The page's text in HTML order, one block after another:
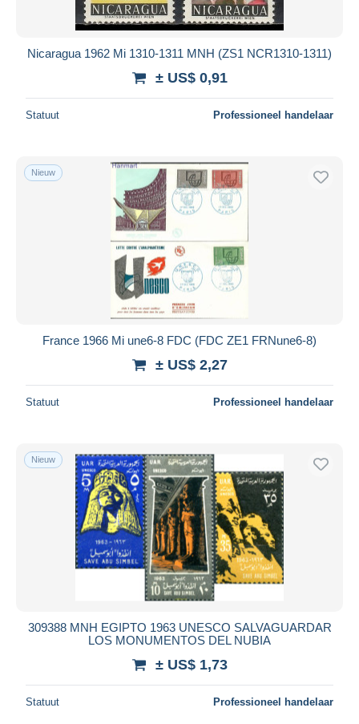
Nicaragua 1962 Mi 1310-1311 MNH (ZS1 NCR1310-1311)
± US$ 0,91
Statuut Professioneel handelaar
Nieuw
France 1966 Mi une6-8 FDC (FDC ZE1 FRNune6-8)
± US$ 2,27
Statuut Professioneel handelaar
Nieuw
309388 MNH EGIPTO 1963 UNESCO SALVAGUARDAR
LOS MONUMENTOS DEL NUBIA
± US$ 1,73
Statuut Professioneel handelaar